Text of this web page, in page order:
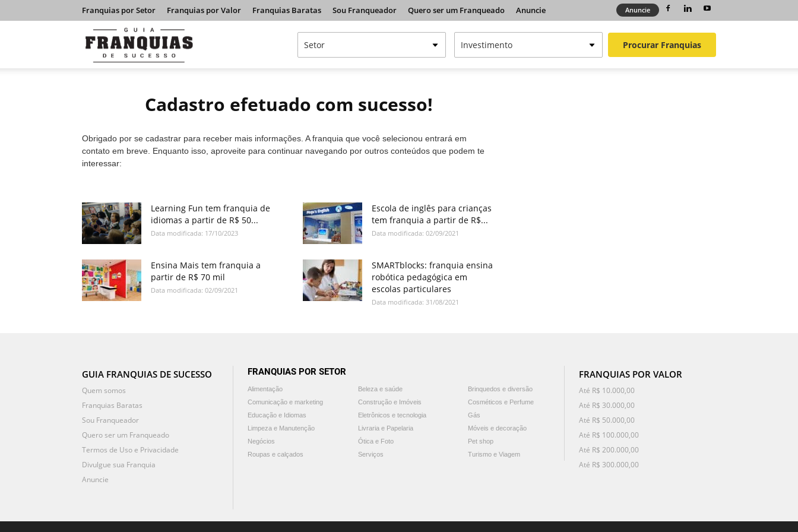
Franquias por Setor Franquias por Valor Franquias Baratas Sou Franqueador Quero ser um Franqueado Anuncie Anuncie
de
Procurar Franquias
Cadastro efetuado com sucesso!
Obrigado por se cadastrar para receber mais informações. A franquia que você selecionou entrará em
contato em breve. Enquanto isso, aproveite para continuar navegando por outros conteúdos que podem te
interessar:
Learning Fun tem franquia de
idiomas a partir de R$ 50...
Data modificada: 17/10/2023
Escola de inglês para crianças
tem franquia a partir de R$...
Data modificada: 02/09/2021
Ensina Mais tem franquia a
partir de R$ 70 mil
Data modificada: 02/09/2021
SMARTblocks: franquia ensina
robótica pedagógica em
escolas particulares
Data modificada: 31/08/2021
GUIA FRANQUIAS DE SUCESSO
Quem somos
Franquias Baratas
Sou Franqueador
Quero ser um Franqueado
Termos de Uso e Privacidade
Divulgue sua Franquia
Anuncie
FRANQUIAS POR SETOR
Alimentação Beleza e saúde
Brinquedos e diversão
Comunicação e marketing
Construção e Imóveis
Cosméticos e Perfume
Educação e Idiomas
Eletrônicos e tecnologia
Gás
Limpeza e Manutenção
Livraria e Papelaria
Móveis e decoração
Negócios
Ótica e Foto
Pet shop
Roupas e calçados
Serviços Turismo e Viagem
FRANQUIAS POR VALOR
Até R$ 10.000,00
Até R$ 30.000,00
Até R$ 50.000,00
Até R$ 100.000,00
Até R$ 200.000,00
Até R$ 300.000,00